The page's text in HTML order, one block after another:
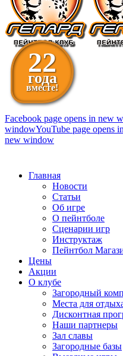
22
года
вместе!
Facebook page opens in new
windowYouTube page opens
new window
Главная
Новости
Статьи
Об игре
О пейнтболе
Сценарии игр
Инструктаж
Пейнтбол
Цены
Акции
О клубе
Загородный
Места для
Дисконтная
Наши партнеры
Зал славы
Загородные базы